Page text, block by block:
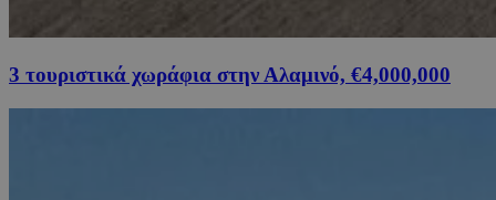
3 τουριστικά χωράφια στην Αλαμινό, €4,000,000